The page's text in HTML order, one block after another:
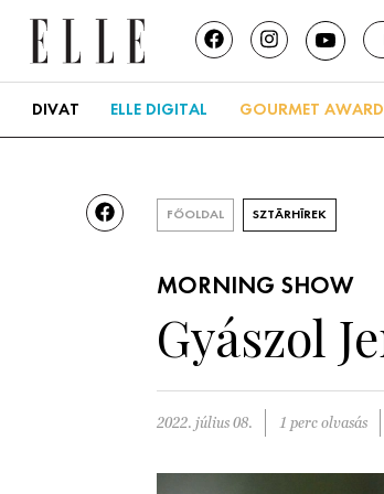
DIVAT ELLE DIGITAL GOURMET
FŐOLDAL SZTÁRHÍREK
MORNING SHOW
Gyászol
2022. július 08. 1 perc olvasás